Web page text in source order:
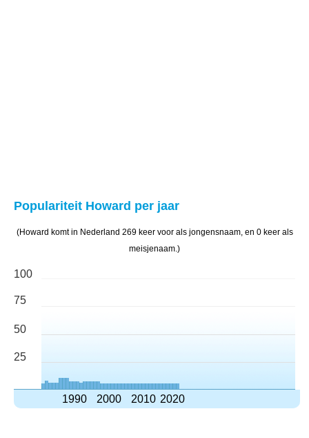
Populariteit Howard per jaar
(Howard komt in Nederland 269 keer voor als jongensnaam, en 0 keer als
meisjenaam.)
100
75
50
25
1990 2000 2010 2020